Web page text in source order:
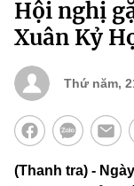
Hội nghị
Xuân Kỷ
Thứ năm,
(Thanh tra) -